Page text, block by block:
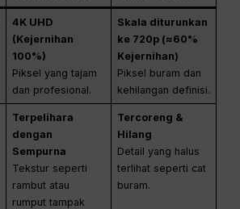
4K UHD
(Kejernihan
100%)
Piksel yang tajam
dan profesional.
Skala diturunkan
ke 720p (≈60%
Kejernihan)
Piksel buram dan
kehilangan definisi.
Terpelihara
dengan
Sempurna
Tekstur seperti
rambut atau
rumput tampak
Tercoreng &
Hilang
Detail yang halus
terlihat seperti cat
buram.